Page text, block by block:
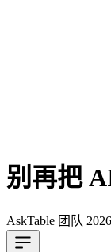
别再把
AskTable 团队